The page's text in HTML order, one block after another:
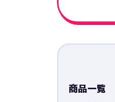
商品一覧